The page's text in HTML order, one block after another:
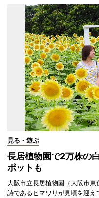
見る・遊ぶ
長居植物園で2万株の
ポットも
大阪市立長居植物園（大阪市
詩であるヒマワリが見頃を迎え